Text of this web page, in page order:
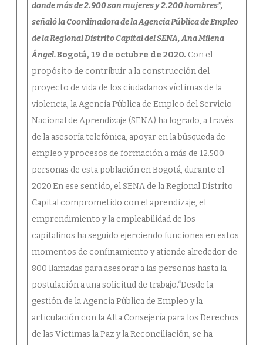
donde más de 2.900 son mujeres y 2.200 hombres”,
señaló la Coordinadora de la Agencia Pública de Empleo
de la Regional Distrito Capital del SENA, Ana Milena
Ángel.Bogotá, 19 de octubre de 2020. Con el
propósito de contribuir a la construcción del
proyecto de vida de los ciudadanos víctimas de la
violencia, la Agencia Pública de Empleo del Servicio
Nacional de Aprendizaje (SENA) ha logrado, a través
de la asesoría telefónica, apoyar en la búsqueda de
empleo y procesos de formación a más de 12.500
personas de esta población en Bogotá, durante el
2020.En ese sentido, el SENA de la Regional Distrito
Capital comprometido con el aprendizaje, el
emprendimiento y la empleabilidad de los
capitalinos ha seguido ejerciendo funciones en estos
momentos de confinamiento y atiende alrededor de
800 llamadas para asesorar a las personas hasta la
postulación a una solicitud de trabajo.“Desde la
gestión de la Agencia Pública de Empleo y la
articulación con la Alta Consejería para los Derechos
de las Víctimas la Paz y la Reconciliación, se ha